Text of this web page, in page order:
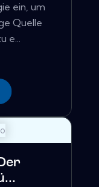
ein, um
Quelle
e...